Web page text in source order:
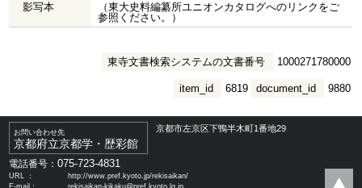
影写本
（東大史料編纂所ユニオンカタログへのリンクをご
参照ください。）
東寺文書検索システムの文書番号 1000271780000
document_id 9880
item_id 6819
お問い合わせ先
京都府立京都学・歴彩館
京都市左京区下鴨半木町1番地29
電話番号：075-723-4831
URL ：
http://www.pref.kyoto.jp/rekisaikan/
E-mail：
rekisaikan-kikaku@pref.kyoto.lg.jp